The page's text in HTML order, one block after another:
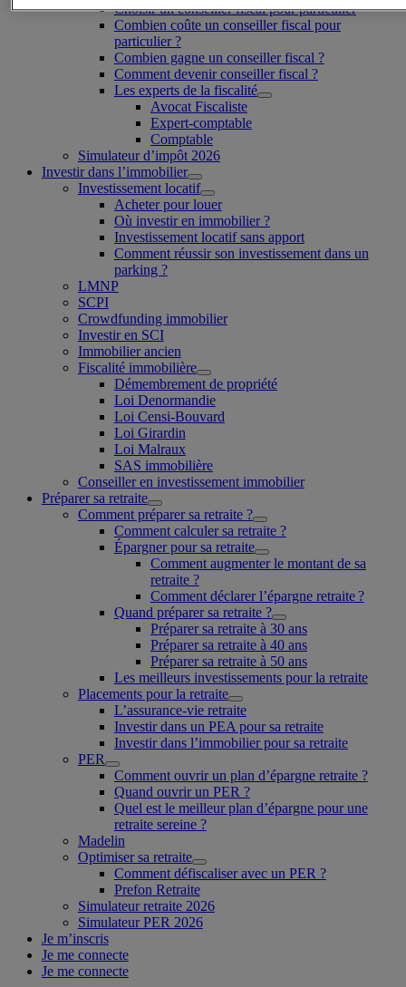
Choisir un conseiller fiscal pour particulier
Combien coûte un conseiller fiscal pour
particulier ?
Combien gagne un conseiller fiscal ?
Comment devenir conseiller fiscal ?
Les experts de la fiscalité
Avocat Fiscaliste
Expert-comptable
Comptable
Simulateur d’impôt 2026
Investir dans l’immobilier
Investissement locatif
Acheter pour louer
Où investir en immobilier ?
Investissement locatif sans apport
Comment réussir son investissement dans un
parking ?
LMNP
SCPI
Crowdfunding immobilier
Investir en SCI
Immobilier ancien
Fiscalité immobilière
Démembrement de propriété
Loi Denormandie
Loi Censi-Bouvard
Loi Girardin
Loi Malraux
SAS immobilière
Conseiller en investissement immobilier
Préparer sa retraite
Comment préparer sa retraite ?
Comment calculer sa retraite ?
Épargner pour sa retraite
Comment augmenter le montant de sa
retraite ?
Comment déclarer l’épargne retraite ?
Quand préparer sa retraite ?
Préparer sa retraite à 30 ans
Préparer sa retraite à 40 ans
Préparer sa retraite à 50 ans
Les meilleurs investissements pour la retraite
Placements pour la retraite
L’assurance-vie retraite
Investir dans un PEA pour sa retraite
Investir dans l’immobilier pour sa retraite
PER
Comment ouvrir un plan d’épargne retraite ?
Quand ouvrir un PER ?
Quel est le meilleur plan d’épargne pour une
retraite sereine ?
Madelin
Optimiser sa retraite
Comment défiscaliser avec un PER ?
Prefon Retraite
Simulateur retraite 2026
Simulateur PER 2026
Je m’inscris
Je me connecte
Je me connecte